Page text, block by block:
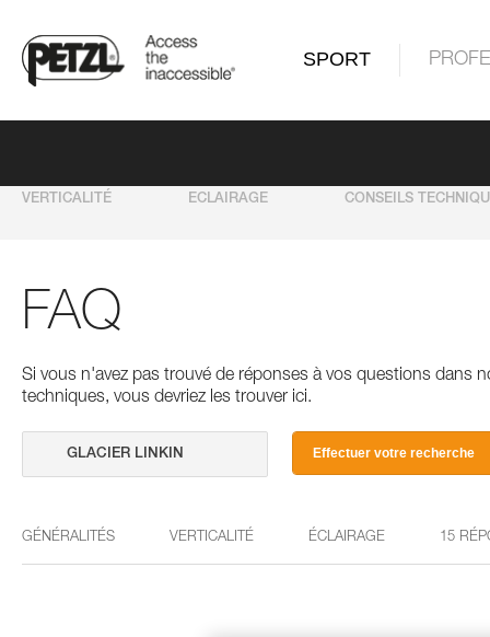
SPORT
VERTICALITÉ ECLAIRAGE CONSEILS
FAQ
Si vous n'avez pas trouvé de réponses à vos questions dans
techniques, vous devriez les trouver ici.
Effectuer votre recherche
GÉNÉRALITÉS VERTICALITÉ ÉCLAIRAGE 15